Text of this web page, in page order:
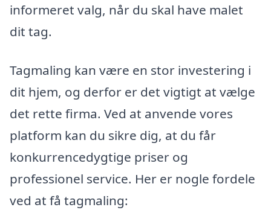
informeret valg, når du skal have malet
dit tag.
Tagmaling kan være en stor investering i
dit hjem, og derfor er det vigtigt at vælge
det rette firma. Ved at anvende vores
platform kan du sikre dig, at du får
konkurrencedygtige priser og
professionel service. Her er nogle fordele
ved at få tagmaling: